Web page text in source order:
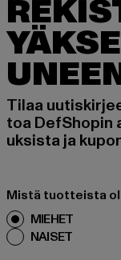
Tilaa
toa DefShopin
uksista ja
Mistä tuotteista
MIEHET
NAISET